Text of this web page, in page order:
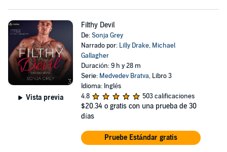
Vista previa
Filthy Devil
De:Sonja Grey
Narrado por: Lilly Drake, Michael
Gallagher
Duración: 9 h y 28 m
Serie: Medvedev Bratva, Libro 3
Idioma: Inglés
4.8
503 calificaciones
$20.34 o gratis con una prueba de 30
días
Pruebe Estándar gratis